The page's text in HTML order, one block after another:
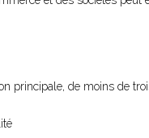
principale, de moins de